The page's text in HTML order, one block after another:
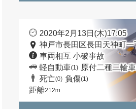
2020年2月13日(木)17:05
神戸市長田区長田天神町一
車両相互 小破事故
軽自動車(1) 原付二種二輪車
死亡(0) 負傷(1)
距離212m